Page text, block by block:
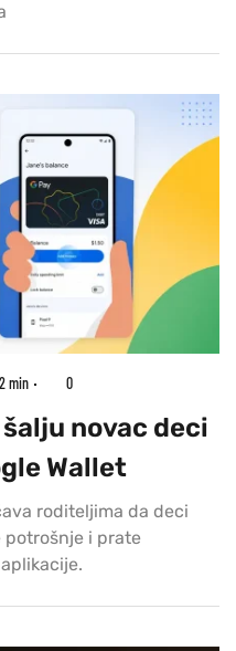
2 min 0
novac deci
Wallet
roditeljima da deci
i prate